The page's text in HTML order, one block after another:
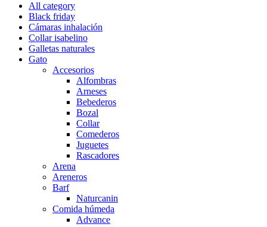
All category
Black friday
Cámaras inhalación
Collar isabelino
Galletas naturales
Gato
Accesorios
Alfombras
Arneses
Bebederos
Bozal
Collar
Comederos
Juguetes
Rascadores
Arena
Areneros
Barf
Naturcanin
Comida húmeda
Advance